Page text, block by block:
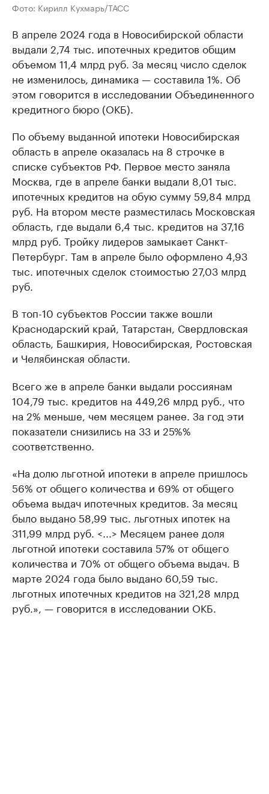
Фото: Кирилл Кухмарь/ТАСС
В апреле 2024 года в Новосибирской области
выдали 2,74 тыс. ипотечных кредитов общим
объемом 11,4 млрд руб. За месяц число сделок
не изменилось, динамика — составила 1%. Об
этом говорится в исследовании Объединенного
кредитного бюро (ОКБ).
По объему выданной ипотеки Новосибирская
область в апреле оказалась на 8 строчке в
списке субъектов РФ. Первое место заняла
Москва, где в апреле банки выдали 8,01 тыс.
ипотечных кредитов на обую сумму 59,84 млрд
руб. На втором месте разместилась Московская
область, где выдали 6,4 тыс. кредитов на 37,16
млрд руб. Тройку лидеров замыкает Санкт-
Петербург. Там в апреле было оформлено 4,93
тыс. ипотечных сделок стоимостью 27,03 млрд
руб.
В топ-10 субъектов России также вошли
Краснодарский край, Татарстан, Свердловская
область, Башкирия, Новосибирская, Ростовская
и Челябинская области.
Всего же в апреле банки выдали россиянам
104,79 тыс. кредитов на 449,26 млрд руб., что
на 2% меньше, чем месяцем ранее. За год эти
показатели снизились на 33 и 25%%
соответственно.
«На долю льготной ипотеки в апреле пришлось
56% от общего количества и 69% от общего
объема выдач ипотечных кредитов. За месяц
было выдано 58,99 тыс. льготных ипотек на
311,99 млрд руб. <...> Месяцем ранее доля
льготной ипотеки составила 57% от общего
количества и 70% от общего объема выдач. В
марте 2024 года было выдано 60,59 тыс.
льготных ипотечных кредитов на 321,28 млрд
руб.», — говорится в исследовании ОКБ.